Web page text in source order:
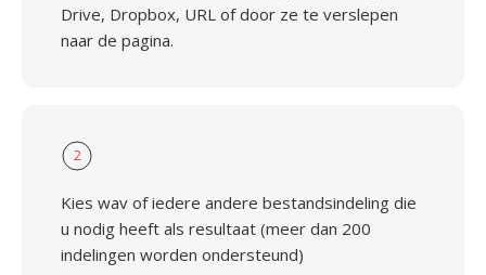
Drive, Dropbox, URL of door ze te verslepen
naar de pagina.
2
Kies wav of iedere andere bestandsindeling die
u nodig heeft als resultaat (meer dan 200
indelingen worden ondersteund)